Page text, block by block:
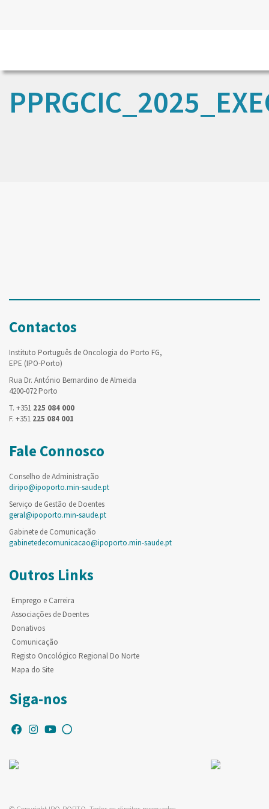
Contactos
Instituto Português de Oncologia do Porto FG,
EPE (IPO-Porto)
Rua Dr. António Bernardino de Almeida
4200-072 Porto
T. +351 225 084 000
F. +351 225 084 001
Fale Connosco
Conselho de Administração
diripo@ipoporto.min-saude.pt
Serviço de Gestão de Doentes
geral@ipoporto.min-saude.pt
Gabinete de Comunicação
gabinetedecomunicacao@ipoporto.min-saude.pt
Outros Links
Emprego e Carreira
Associações de Doentes
Donativos
Comunicação
Registo Oncológico Regional Do Norte
Mapa do Site
Siga-nos